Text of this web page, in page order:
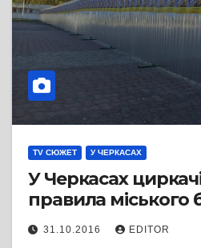
TV СЮЖЕТ У ЧЕРКАСАХ
У Черкасах
правила міського
31.10.2016 EDITOR